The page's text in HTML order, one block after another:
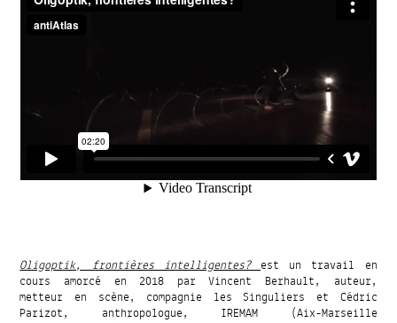
Oligoptik, frontières intelligentes?est un travail en
cours amorcé en 2018 par Vincent Berhault, auteur,
metteur en scène, compagnie les Singuliers et Cédric
Parizot, anthropologue, IREMAM (Aix-Marseille